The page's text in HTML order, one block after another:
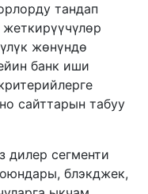
тандап
жөнүндө
банк иши
сайттарын табуу
дилер сегменти
блэкджек,